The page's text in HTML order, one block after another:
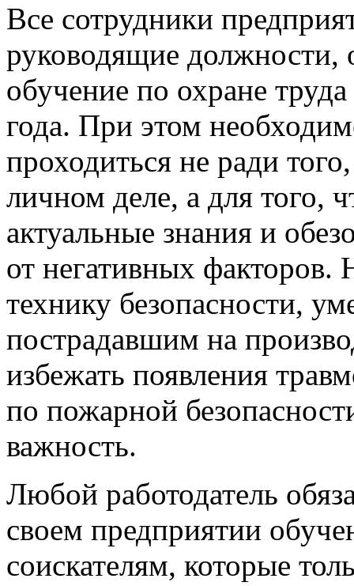
Все сотрудники
руководящие должности,
обучение по охране
года. При этом
проходиться не ради
личном деле, а для того,
актуальные знания и
от негативных факторов.
технику безопасности,
пострадавшим на
избежать появления
по пожарной
важность.
Любой работодатель
своем предприятии
соискателям, которые